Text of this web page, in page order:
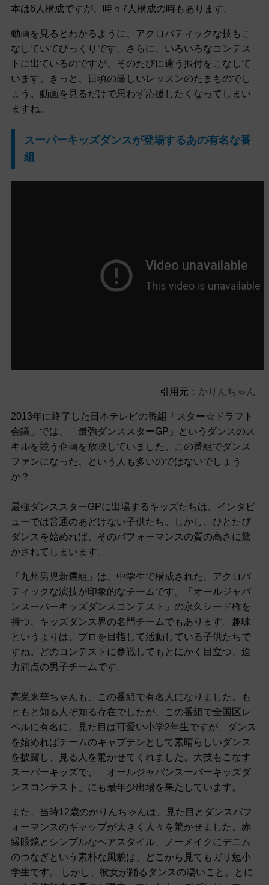
本は6人構成ですが、時々7人構成の時もあります。
動画を見るとわかるように、アクロバティックな技もこ
なしていてびっくりです。さらに、いろいろなコンテス
トに出ているのですが、そのたびに違う振付をこなして
います。きっと、日頃の厳しいレッスンのたまものでし
ょう。動画を見るだけで思わず応援したくなってしまい
ますね。
スーパーキッズダンスが登場するあの有名な番
組
引用元： かりんちゃん
2013年に終了した日本テレビの番組「スター☆ドラフト
会議」では、「最強ダンススターGP」というダンスのス
キルを競う企画を放映していました。この番組でダンス
ファンになった、という人も多いのではないでしょう
か？
最強ダンススターGPに出場するキッズたちは、インタビ
ューでは普通のあどけない子供たち。しかし、ひとたび
ダンスを始めれば、そのパフォーマンスの質の高さに驚
かされてしまいます。
「九州男児新選組」は、中学生で構成された、アクロバ
ティックな演技が印象的なチームです。「オールジャパ
ンスーパーキッズダンスコンテスト」の永久シード権を
持つ、キッズダンス界の名門チームでもあります。趣味
というよりは、プロを目指して活動している子供たちで
すね。どのコンテストに参戦してもとにかく目立つ、迫
力満点の男子チームです。
高巣来華ちゃんも、この番組で有名人になりました。も
ともと知る人ぞ知る存在でしたが、この番組で全国区レ
ベルに有名に。見た目は可愛い小学2年生ですが、ダンス
を始めればチームのキャプテンとして素晴らしいダンス
を披露し、見る人を驚かせてくれました。大技もこなす
スーパーキッズで、「オールジャパンスーパーキッズダ
ンスコンテスト」にも最年少出場を果たしています。
また、当時12歳のかりんちゃんは、見た目とダンスパフ
ォーマンスのギャップが大きく人々を驚かせました。赤
縁眼鏡とシンプルなヘアスタイル、ノーメイクにデニム
のつなぎという素朴な風貌は、どこから見てもガリ勉小
学生です。 しかし、彼女が踊るダンスの凄いこと。とに